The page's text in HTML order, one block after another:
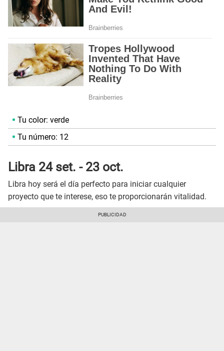
Tu color: verde
Tu número: 12
Libra 24 set. - 23 oct.
Libra hoy será el día perfecto para iniciar cualquier
proyecto que te interese, eso te proporcionarán vitalidad.